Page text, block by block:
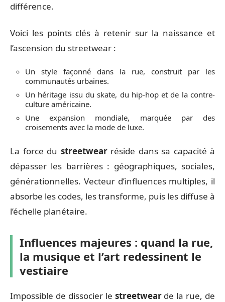
différence.
Voici les points clés à retenir sur la naissance et
l’ascension du streetwear :
Un style façonné dans la rue, construit par les
communautés urbaines.
Un héritage issu du skate, du hip-hop et de la contre-
culture américaine.
Une expansion mondiale, marquée par des
croisements avec la mode de luxe.
La force du streetwearréside dans sa capacité à
dépasser les barrières : géographiques, sociales,
générationnelles. Vecteur d’influences multiples, il
absorbe les codes, les transforme, puis les diffuse à
l’échelle planétaire.
Influences majeures : quand la rue,
la musique et l’art redessinent le
vestiaire
Impossible de dissocier le streetwearde la rue, de